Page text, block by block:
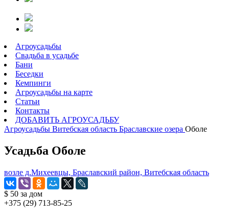
Агроусадьбы
Свадьба в усадьбе
Бани
Беседки
Кемпинги
Агроусадьбы на карте
Статьи
Контакты
ДОБАВИТЬ АГРОУСАДЬБУ
Агроусадьбы Витебская область Браславские озера Оболе
Усадьба Оболе
возле д.Михеевцы, Браславский район, Витебская область
$ 50 за дом
+375 (29) 713-85-25